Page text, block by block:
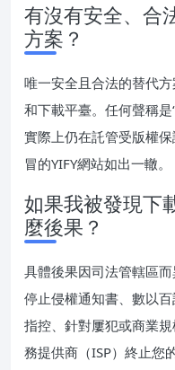
有沒有安全、合
方案？
唯一安全且合法的替代
和下載平臺。任何聲稱是
實際上仍在託管受版權
冒的YIFY網站如出一轍。
如果我被發現下
麼後果？
具體後果因司法管轄區
停止侵權通知書、數以
指控、針對屢犯或商業
務提供商（ISP）終止您